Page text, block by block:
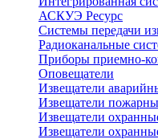
АСКУЭ Ресурс
Системы передачи
Радиоканальные
Приборы приемно-
Оповещатели
Извещатели
Извещатели
Извещатели
Извещатели